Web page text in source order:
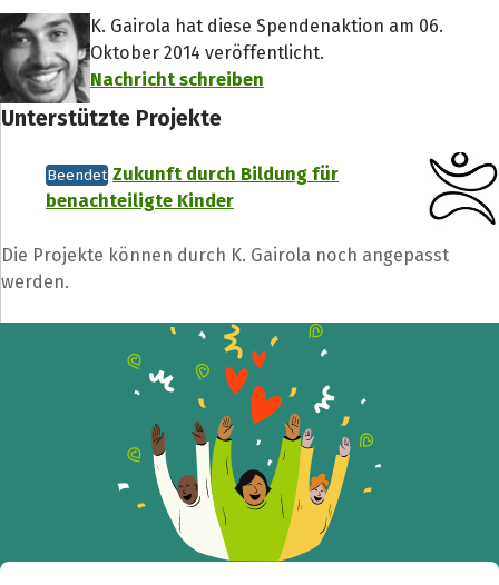
K. Gairola hat diese Spendenaktion am 06.
Oktober 2014 veröffentlicht.
Nachricht schreiben
Unterstützte Projekte
Beendet Zukunft durch Bildung für
benachteiligte Kinder
Die Projekte können durch K. Gairola noch angepasst
werden.